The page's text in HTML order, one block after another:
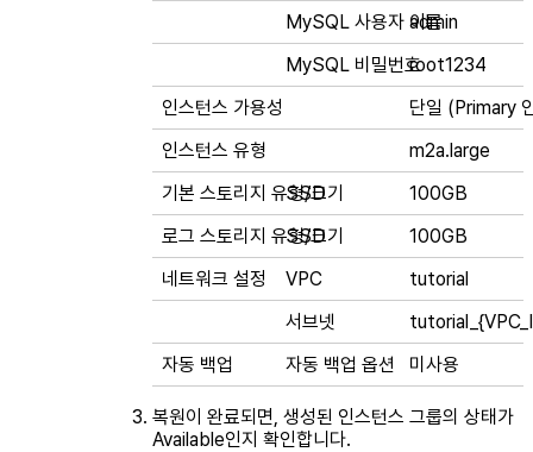
MySQL 사용자 이름
admin
MySQL 비밀번호root1234
인스턴스 가용성
단일 (Primary
인스턴스 유형
m2a.large
기본 스토리지 유형/크기
SSD
100GB
로그 스토리지 유형/크기
SSD
100GB
네트워크 설정
VPC
tutorial
서브넷
자동 백업
자동 백업 옵션 미사용
복원이 완료되면, 생성된 인스턴스 그룹의 상태가
Available인지 확인합니다.